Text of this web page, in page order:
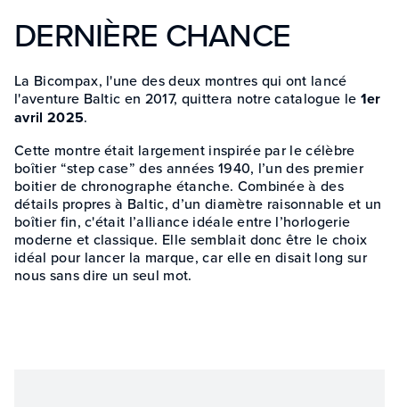
DERNIÈRE CHANCE
La Bicompax, l'une des deux montres qui ont lancé
l'aventure Baltic en 2017, quittera notre catalogue le 1er
avril 2025.
Cette montre était largement inspirée par le célèbre
boîtier “step case” des années 1940, l’un des premier
boitier de chronographe étanche. Combinée à des
détails propres à Baltic, d’un diamètre raisonnable et un
boîtier fin, c'était l’alliance idéale entre l’horlogerie
moderne et classique. Elle semblait donc être le choix
idéal pour lancer la marque, car elle en disait long sur
nous sans dire un seul mot.